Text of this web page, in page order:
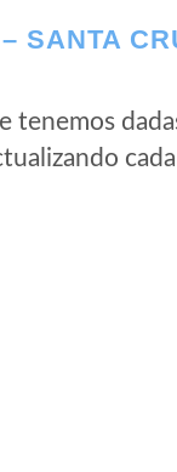
SANTA
tenemos